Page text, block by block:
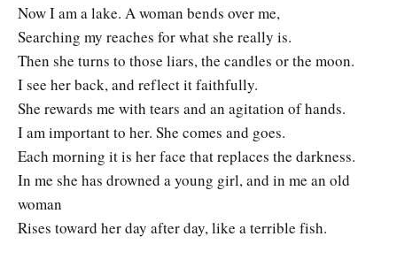
Now I am a lake. A woman bends over me,
Searching my reaches for what she really is.
Then she turns to those liars, the candles or the moon.
I see her back, and reflect it faithfully.
She rewards me with tears and an agitation of hands.
I am important to her. She comes and goes.
Each morning it is her face that replaces the darkness.
In me she has drowned a young girl, and in me an old
woman
Rises toward her day after day, like a terrible fish.